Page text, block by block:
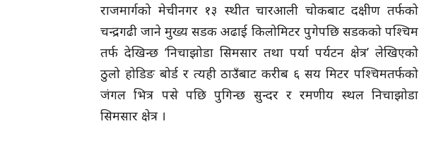
राजमार्गको मेचीनगर १३ स्थीत चारआली चोकबाट दक्षीण तर्फको
चन्द्रगढी जाने मुख्य सडक अढाई किलोमिटर पुगेपछि सडकको पश्चिम
तर्फ देखिन्छ ‘निचाझोडा सिमसार तथा पर्या पर्यटन क्षेत्र’ लेखिएको
ठुलो होडिङ बोर्ड र त्यही ठाउँबाट करीब ६ सय मिटर पश्चिमतर्फको
जंगल भित्र पसे पछि पुगिन्छ सुन्दर र रमणीय स्थल निचाझोडा
सिमसार क्षेत्र ।